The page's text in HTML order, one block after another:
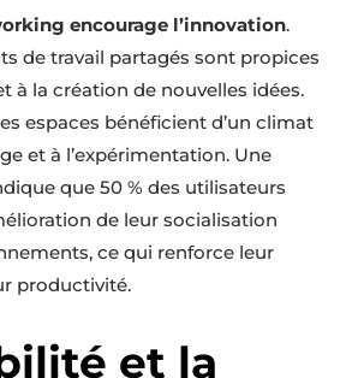
encourage l’innovation.
de travail partagés sont propices
à la création de nouvelles idées.
espaces bénéficient d’un climat
et à l’expérimentation. Une
que 50 % des utilisateurs
de leur socialisation
ce qui renforce leur
productivité.
et la